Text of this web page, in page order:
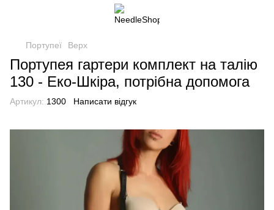
Портупеї Верх
Портупея гартери комплект на талію
130 - Еко-Шкіра, потрібна допомога
Артикул: 1300 Написати відгук